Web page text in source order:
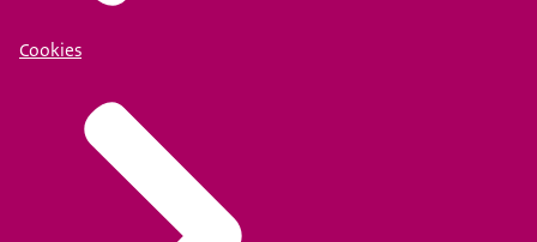
Cookies